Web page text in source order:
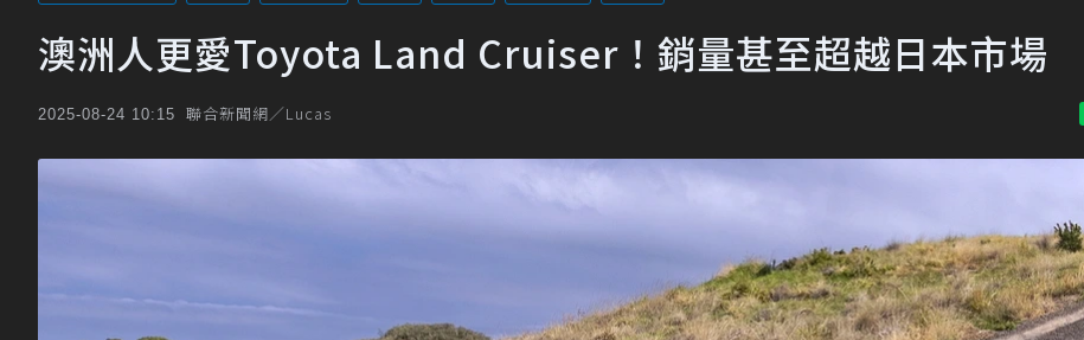
澳洲人更愛Toyota Land Cruiser！銷量甚至超越日本市場
2025-08-24 10:15 聯合新聞網／Lucas